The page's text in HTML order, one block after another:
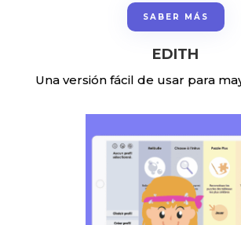
SABER MÁS
EDITH
Una versión fácil de usar para